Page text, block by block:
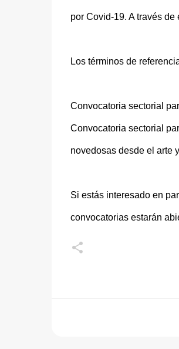
por Covid-19. A través
Los términos de
Convocatoria sectorial
Convocatoria sectorial
novedosas desde el arte
Si estás interesado en
convocatorias estarán